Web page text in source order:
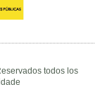
todos los